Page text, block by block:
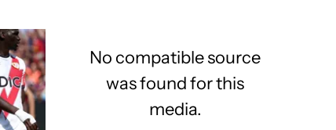
No compatible source
was found for this
media.